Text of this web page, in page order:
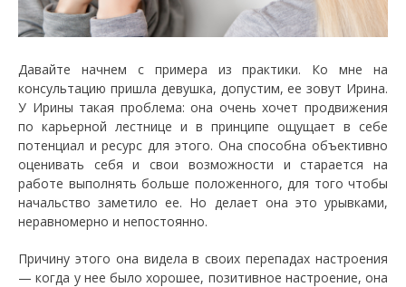
Давайте начнем с примера из практики. Ко мне на
консультацию пришла девушка, допустим, ее зовут Ирина.
У Ирины такая проблема: она очень хочет продвижения
по карьерной лестнице и в принципе ощущает в себе
потенциал и ресурс для этого. Она способна объективно
оценивать себя и свои возможности и старается на
работе выполнять больше положенного, для того чтобы
начальство заметило ее. Но делает она это урывками,
неравномерно и непостоянно.
Причину этого она видела в своих перепадах настроения
— когда у нее было хорошее, позитивное настроение, она